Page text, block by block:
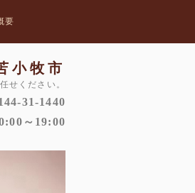
小牧市
せください。
31-1440
～19:00
要